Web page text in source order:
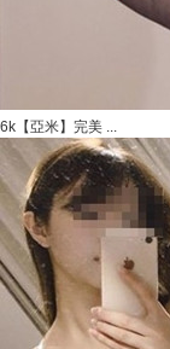
6k【亞米】完美 ...